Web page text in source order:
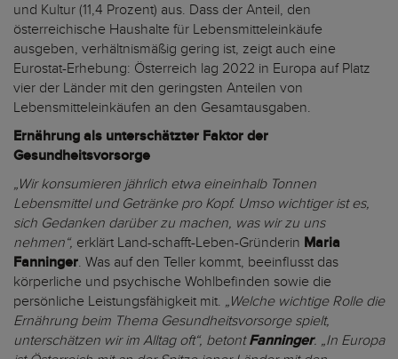
und Kultur (11,4 Prozent) aus. Dass der Anteil, den
österreichische Haushalte für Lebensmitteleinkäufe
ausgeben, verhältnismäßig gering ist, zeigt auch eine
Eurostat-Erhebung: Österreich lag 2022 in Europa auf Platz
vier der Länder mit den geringsten Anteilen von
Lebensmitteleinkäufen an den Gesamtausgaben.
Ernährung als unterschätzter Faktor der
Gesundheitsvorsorge
„Wir konsumieren jährlich etwa eineinhalb Tonnen
Lebensmittel und Getränke pro Kopf. Umso wichtiger ist es,
sich Gedanken darüber zu machen, was wir zu uns
nehmen“, erklärt Land-schafft-Leben-Gründerin Maria
Fanninger. Was auf den Teller kommt, beeinflusst das
körperliche und psychische Wohlbefinden sowie die
persönliche Leistungsfähigkeit mit. „Welche wichtige Rolle die
Ernährung beim Thema Gesundheitsvorsorge spielt,
unterschätzen wir im Alltag oft“, betontFanninger. „In Europa